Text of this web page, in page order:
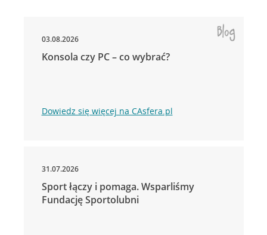
03.08.2026
Konsola czy PC – co wybrać?
Dowiedz się więcej na CAsfera.pl
31.07.2026
Sport łączy i pomaga. Wsparliśmy
Fundację Sportolubni